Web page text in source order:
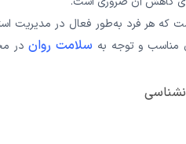
که هر فرد به‌طور فعال در مدیریت
مناسب و توجه به سلامت روان در